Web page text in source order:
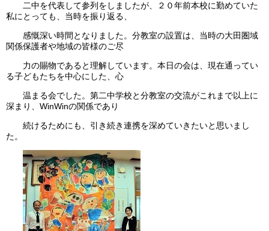
二中を代表して参列をしましたが、２０年前本校に勤めていた
私にとっても、当時を振り返る、
感慨深い時間となりました。分教室の設置は、当時の大田圏域
関係保護者や地域の皆様のご尽
力の賜物であると理解しています。本日の会は、現在通ってい
る子どもたちを中心にした、心
温まる会でした。第二中学校と分教室の交流がこれまで以上に
深まり、WinWinの関係であり
続けるためにも、引き続き連携を深めていきたいと思いまし
た。